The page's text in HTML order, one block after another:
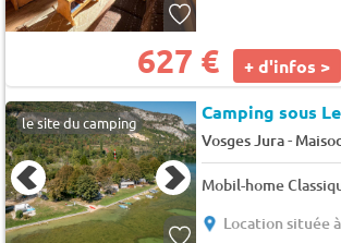
627 € + d'infos >
le site du camping
Vosges Jura-
Location située